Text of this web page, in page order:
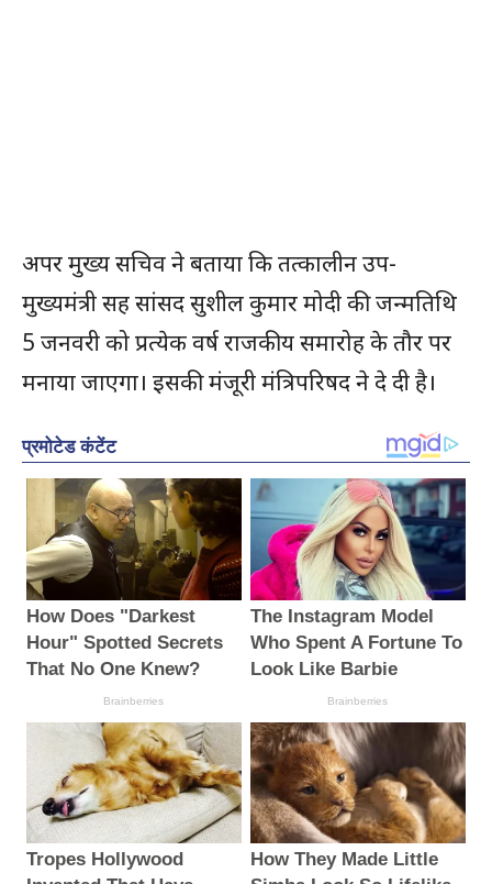
अपर मुख्य सचिव ने बताया कि तत्कालीन उप-
मुख्यमंत्री सह सांसद सुशील कुमार मोदी की जन्मतिथि
5 जनवरी को प्रत्येक वर्ष राजकीय समारोह के तौर पर
मनाया जाएगा। इसकी मंजूरी मंत्रिपरिषद ने दे दी है।